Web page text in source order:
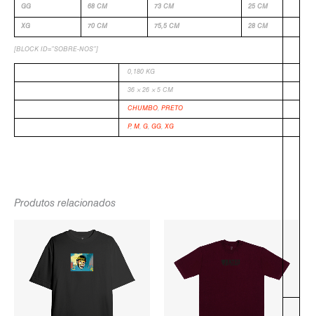
GG 68 CM 73 CM 25 CM
XG 70 CM 75,5 CM 28 CM
[BLOCK ID=”SOBRE-NOS”]
0,180 KG
36 × 26 × 5 CM
CHUMBO,PRETO
P,M,G,GG,XG
Produtos relacionados